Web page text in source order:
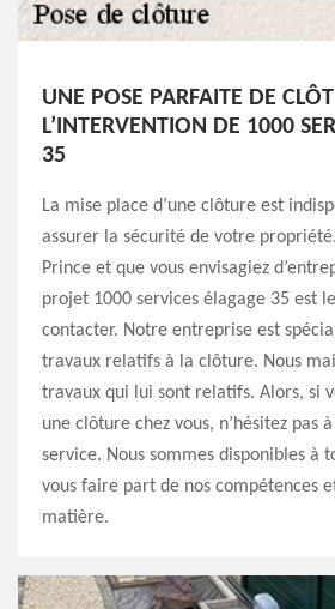
UNE POSE PARFAITE DE
L’INTERVENTION DE 1000
35
La mise place d’une clôture est
assurer la sécurité de votre
Prince et que vous envisagiez
projet 1000 services élagage 35 est
contacter. Notre entreprise est
travaux relatifs à la clôture. Nous
travaux qui lui sont relatifs. Alors, si
une clôture chez vous, n’hésitez pas
service. Nous sommes disponibles à
vous faire part de nos compétences
matière.